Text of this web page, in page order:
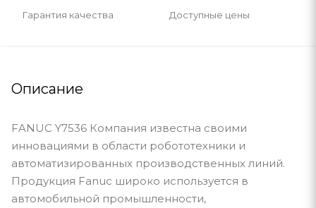
Гарантия качества Доступные цены
Описание
FANUC Y7536 Компания известна своими
инновациями в области робототехники и
автоматизированных производственных линий.
Продукция Fanuc широко используется в
автомобильной промышленности,